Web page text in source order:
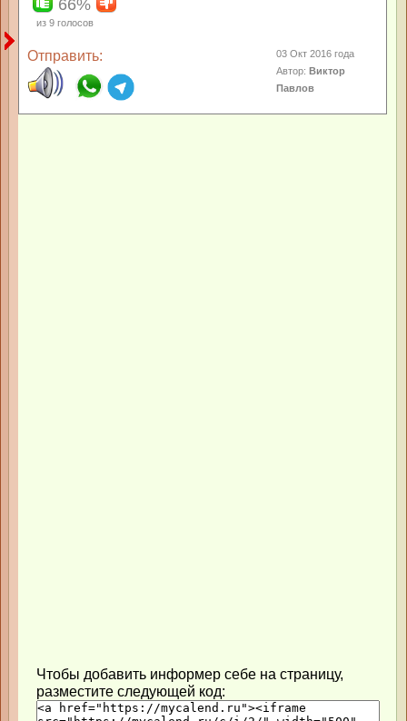
66%
из 9 голосов
Отправить:
03 Окт 2016 года
Автор:Виктор
Павлов
Чтобы добавить информер себе на страницу,
разместите следующей код: